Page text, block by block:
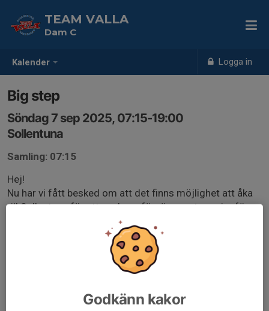
Kalender Logga in
TEAM VALLA
Dam C
Big step
Söndag 7 sep 2025, 07:15-19:00
Sollentuna
Samling: 07:15
Hej!
Nu har vi fått besked om att det finns möjlighet att åka
till Sollentuna för att spela en försäsongsturneringför u
18. lyckas vi få ihop lag med så kort varsel? Anmäl
intresse redan idag om du kan/vill följa med och skriv
också om någon dina föräldrar kan köra så får vi
återkomma med mer information när vi vet om vi får
ihop spelare och bilar. /Sara och Stefan
Godkänn kakor